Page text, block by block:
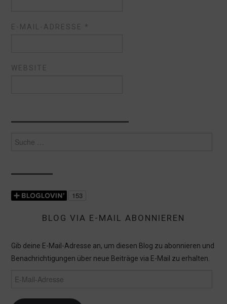
E-MAIL-ADRESSE *
WEBSITE
Suche
nach:
BLOG VIA E-MAIL ABONNIEREN
Gib deine E-Mail-Adresse an, um diesen Blog zu abonnieren und
Benachrichtigungen über neue Beiträge via E-Mail zu erhalten.
E-
Mail-